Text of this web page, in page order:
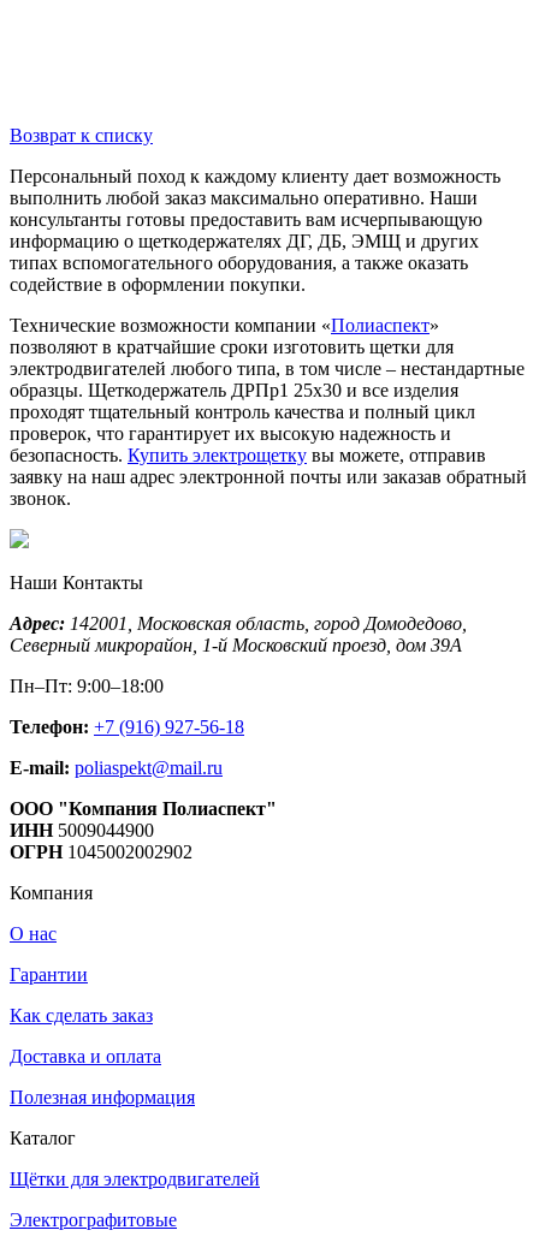
Возврат к списку
Персональный поход к каждому клиенту дает возможность
выполнить любой заказ максимально оперативно. Наши
консультанты готовы предоставить вам исчерпывающую
информацию о щеткодержателях ДГ, ДБ, ЭМЩ и других
типах вспомогательного оборудования, а также оказать
содействие в оформлении покупки.
Технические возможности компании «Полиаспект»
позволяют в кратчайшие сроки изготовить щетки для
электродвигателей любого типа, в том числе – нестандартные
образцы. Щеткодержатель ДРПр1 25х30 и все изделия
проходят тщательный контроль качества и полный цикл
проверок, что гарантирует их высокую надежность и
безопасность. Купить электрощетку вы можете, отправив
заявку на наш адрес электронной почты или заказав обратный
звонок.
Наши Контакты
Адрес: 142001, Московская область, город Домодедово
Северный микрорайон, 1-й Московский проезд, дом 39А
Пн–Пт: 9:00–18:00
Телефон: +7 (916) 927-56-18
E-mail: poliaspekt@mail.ru
ООО "Компания Полиаспект"
ИНН5009044900
ОГРН 1045002002902
Компания
О нас
Гарантии
Как сделать заказ
Доставка и оплата
Полезная информация
Каталог
Щётки для электродвигателей
Электрографитовые